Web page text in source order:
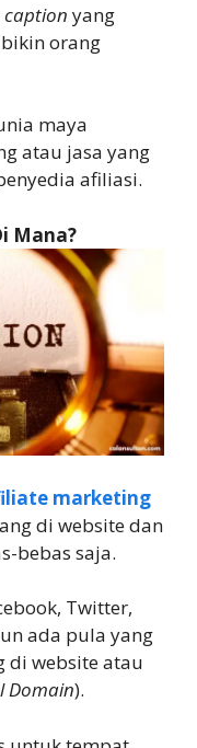
caption yang
orang
maya
atau jasa yang
afiliasi.
Mana?
marketing
di website dan
bebas saja.
Twitter,
ada pula yang
di website atau
Domain).